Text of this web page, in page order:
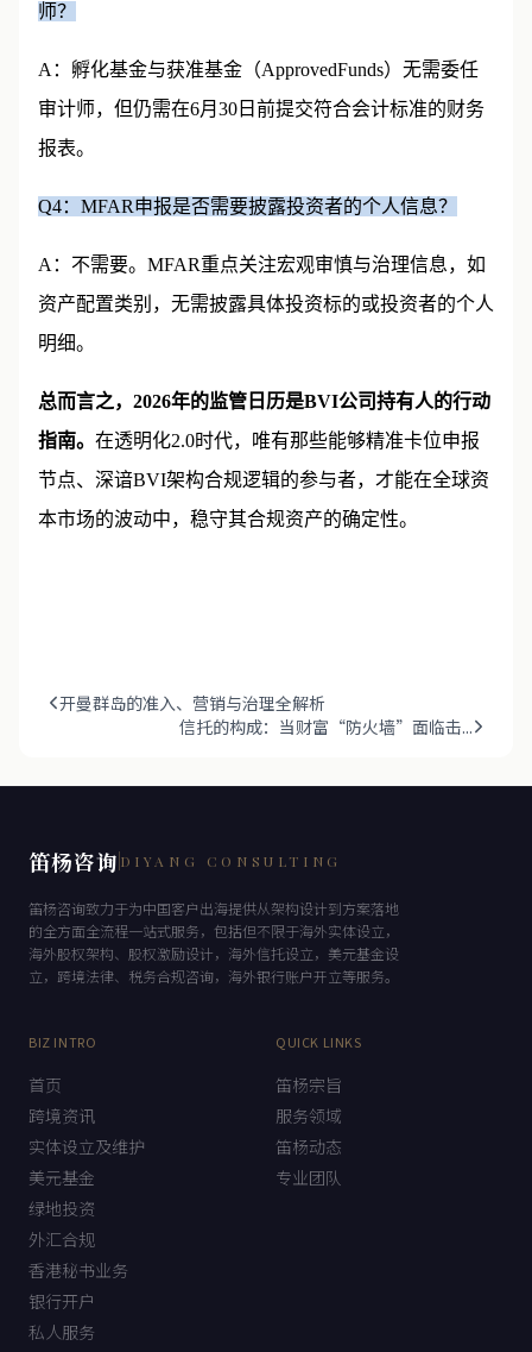
师？
A：孵化基金与获准基金（ApprovedFunds）无需委任
审计师，但仍需在6月30日前提交符合会计标准的财务
报表。
Q4：MFAR申报是否需要披露投资者的个人信息？
A：不需要。MFAR重点关注宏观审慎与治理信息，如
资产配置类别，无需披露具体投资标的或投资者的个人
明细。
总而言之，2026年的监管日历是BVI公司持有人的行动
指南。 在透明化2.0时代，唯有那些能够精准卡位申报
节点、深谙BVI架构合规逻辑的参与者，才能在全球资
本市场的波动中，稳守其合规资产的确定性。
开曼群岛的准入、营销与治理全解析
信托的构成：当财富“防火墙”面临击...
笛杨咨询 DIYANG CONSULTING
笛杨咨询致力于为中国客户出海提供从架构设计到方案落地
的全方面全流程一站式服务，包括但不限于海外实体设立，
海外股权架构、股权激励设计，海外信托设立，美元基金设
立，跨境法律、税务合规咨询，海外银行账户开立等服务。
BIZ INTRO
首页
跨境资讯
实体设立及维护
美元基金
绿地投资
外汇合规
香港秘书业务
银行开户
私人服务
QUICK LINKS
笛杨宗旨
服务领域
笛杨动态
专业团队